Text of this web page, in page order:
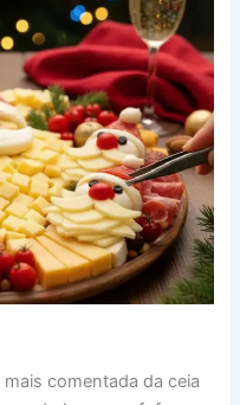
comentada da ceia